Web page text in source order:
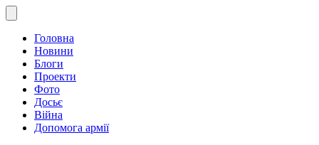
Головна
Новини
Блоги
Проекти
Фото
Досьє
Війна
Допомога армії